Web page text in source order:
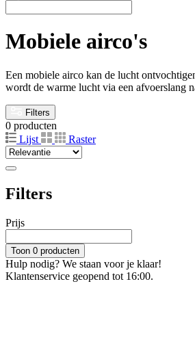
Mobiele airco's
Een mobiele airco kan de lucht
wordt de warme lucht via een afvoerslang
Filters
0 producten
Lijst
Raster
Filters
Prijs
Toon 0 producten
Hulp nodig? We staan voor je klaar!
Klantenservice geopend tot 16:00.